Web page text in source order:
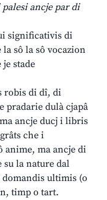
ancje par di
significativis di
sô la sô vocazion
stade
robis di dî, di
pradarie dulà cjapâ
ancje ducj i libris
che i
anime, ma ancje di
su la nature dal
ultimis (o
timp o tart.